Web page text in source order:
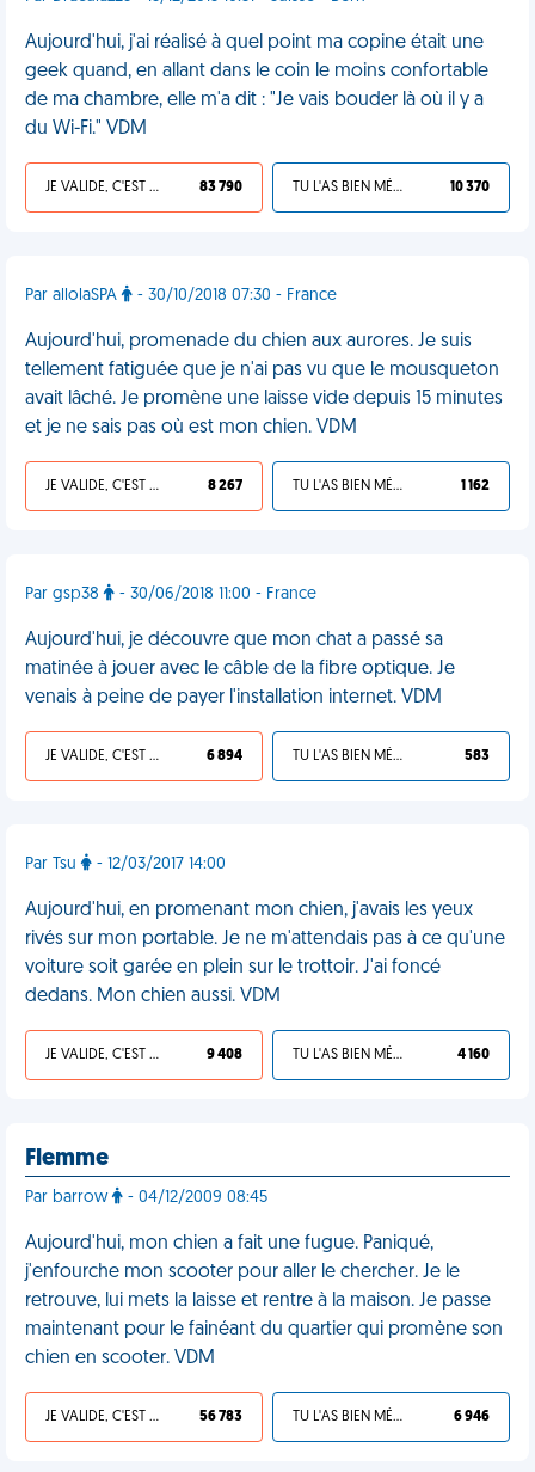
Aujourd'hui, j'ai réalisé à quel point ma copine était une
geek quand, en allant dans le coin le moins confortable
de ma chambre, elle m'a dit : "Je vais bouder là où il y a
du Wi-Fi." VDM
JE VALIDE, C'EST UNE VDM 83 790 TU L'AS BIEN MÉRITÉ 10 370
Par allolaSPA - 30/10/2018 07:30 - France
Aujourd'hui, promenade du chien aux aurores. Je suis
tellement fatiguée que je n'ai pas vu que le mousqueton
avait lâché. Je promène une laisse vide depuis 15 minutes
et je ne sais pas où est mon chien. VDM
JE VALIDE, C'EST UNE VDM 8 267 TU L'AS BIEN MÉRITÉ 1 162
Par gsp38 - 30/06/2018 11:00 - France
Aujourd'hui, je découvre que mon chat a passé sa
matinée à jouer avec le câble de la fibre optique. Je
venais à peine de payer l'installation internet. VDM
JE VALIDE, C'EST UNE VDM 6 894 TU L'AS BIEN MÉRITÉ 583
Par Tsu - 12/03/2017 14:00
Aujourd'hui, en promenant mon chien, j'avais les yeux
rivés sur mon portable. Je ne m'attendais pas à ce qu'une
voiture soit garée en plein sur le trottoir. J'ai foncé
dedans. Mon chien aussi. VDM
JE VALIDE, C'EST UNE VDM 9 408 TU L'AS BIEN MÉRITÉ 4 160
Flemme
Par barrow - 04/12/2009 08:45
Aujourd'hui, mon chien a fait une fugue. Paniqué,
j'enfourche mon scooter pour aller le chercher. Je le
retrouve, lui mets la laisse et rentre à la maison. Je passe
maintenant pour le fainéant du quartier qui promène son
chien en scooter. VDM
JE VALIDE, C'EST UNE VDM 56 783 TU L'AS BIEN MÉRITÉ 6 946